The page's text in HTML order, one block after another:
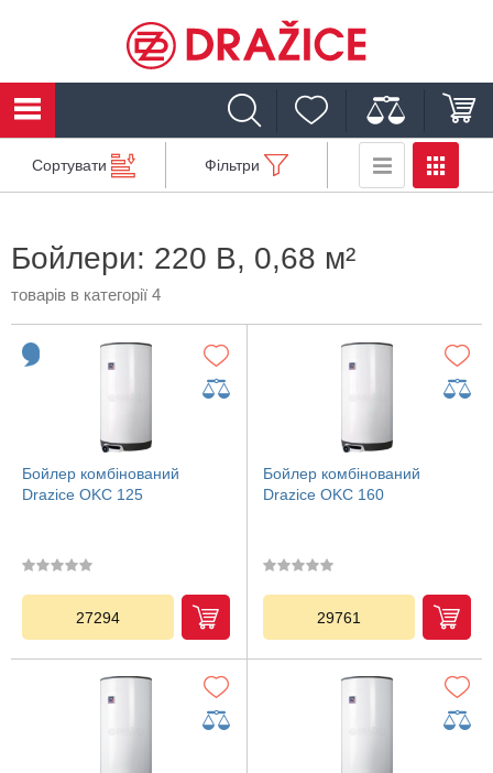
Сортувати Фільтри
Бойлери: 220 В, 0,68 м²
товарів в категорії 4
Бойлер комбінований
Drazice OKC 125
27294
Бойлер комбінований
Drazice OKC 160
29761